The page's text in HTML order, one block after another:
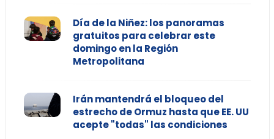
Día de la Niñez: los panoramas
gratuitos para celebrar este
domingo en la Región
Metropolitana
Irán mantendrá el bloqueo del
estrecho de Ormuz hasta que EE. UU
acepte "todas" las condiciones